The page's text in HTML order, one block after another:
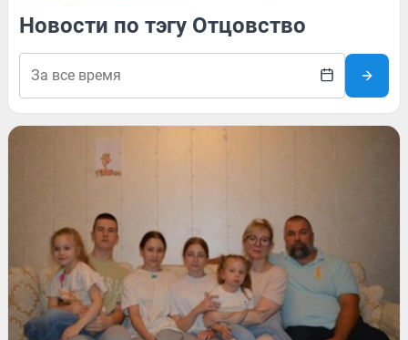
Новости по тэгу Отцовство